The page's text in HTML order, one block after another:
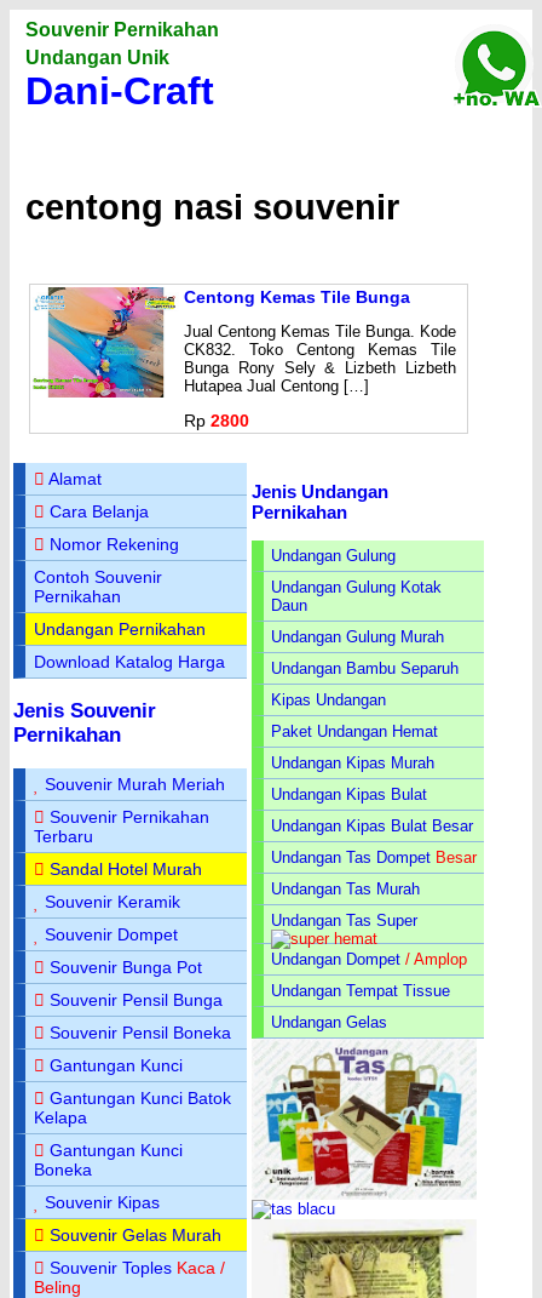
Souvenir Pernikahan
Undangan Unik
Dani-Craft
centong nasi souvenir
Centong Kemas Tile Bunga
Jual Centong Kemas Tile Bunga. Kode
CK832. Toko Centong Kemas Tile
Bunga Rony Sely & Lizbeth Lizbeth
Hutapea Jual Centong […]
Rp 2800
Alamat
Cara Belanja
Nomor Rekening
Contoh Souvenir
Pernikahan
Undangan Pernikahan
Download Katalog Harga
Jenis Souvenir
Pernikahan
Souvenir Murah Meriah
Souvenir Pernikahan
Terbaru
Sandal Hotel Murah
Souvenir Keramik
Souvenir Dompet
Souvenir Bunga Pot
Souvenir Pensil Bunga
Souvenir Pensil Boneka
Gantungan Kunci
Gantungan Kunci Batok
Kelapa
Gantungan Kunci
Boneka
Souvenir Kipas
Souvenir Gelas Murah
Souvenir Toples Kaca /
Beling
Jenis Undangan
Pernikahan
Undangan Gulung
Undangan Gulung Kotak
Daun
Undangan Gulung Murah
Undangan Bambu Separuh
Kipas Undangan
Paket Undangan Hemat
Undangan Kipas Murah
Undangan Kipas Bulat
Undangan Kipas Bulat Besar
Undangan Tas Dompet Besar
Undangan Tas Murah
Undangan Tas Super
Undangan Dompet / Amplop
Undangan Tempat Tissue
Undangan Gelas